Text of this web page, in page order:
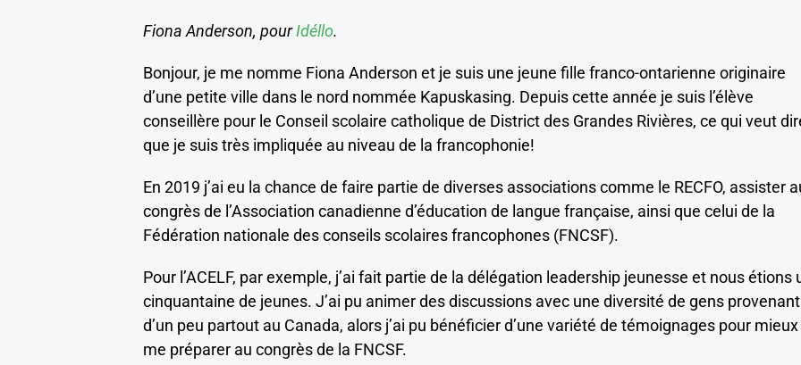
Fiona Anderson, pourIdéllo.
Bonjour, je me nomme Fiona Anderson et je suis une jeune fille franco-ontarienne originaire
d’une petite ville dans le nord nommée Kapuskasing. Depuis cette année je suis l’élève
conseillère pour le Conseil scolaire catholique de District des Grandes Rivières, ce qui veut
que je suis très impliquée au niveau de la francophonie!
En 2019 j’ai eu la chance de faire partie de diverses associations comme le RECFO, assister
congrès de l’Association canadienne d’éducation de langue française, ainsi que celui de la
Fédération nationale des conseils scolaires francophones (FNCSF).
Pour l’ACELF, par exemple, j’ai fait partie de la délégation leadership jeunesse et nous étions
cinquantaine de jeunes. J’ai pu animer des discussions avec une diversité de gens provenant
d’un peu partout au Canada, alors j’ai pu bénéficier d’une variété de témoignages pour mieux
me préparer au congrès de la FNCSF.